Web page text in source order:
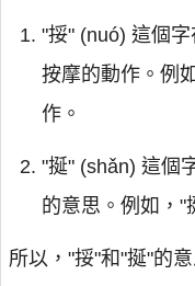
"挼" (nuó) 這個
按摩的動作。例
作。
"挻" (shǎn) 這個
的意思。例如，"
所以，"挼"和"挻"的